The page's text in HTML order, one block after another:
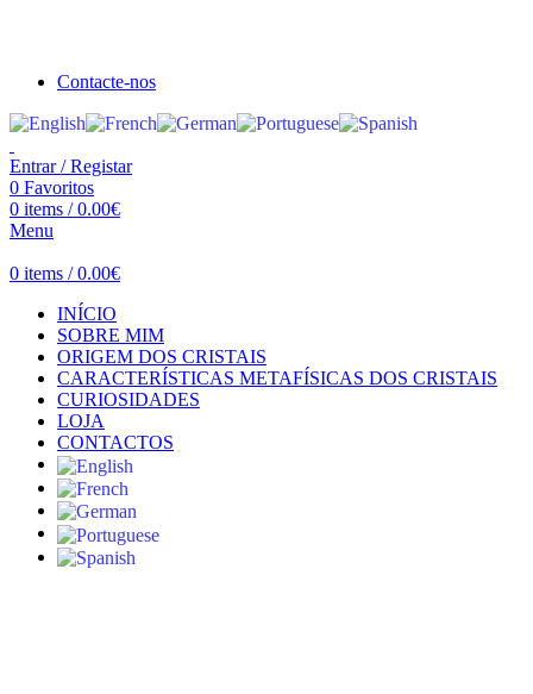
Contacte-nos
Entrar / Registar
0 Favoritos
0 items / 0.00€
Menu
0 items / 0.00€
INÍCIO
SOBRE MIM
ORIGEM DOS CRISTAIS
CARACTERÍSTICAS METAFÍSICAS DOS CRISTAIS
CURIOSIDADES
LOJA
CONTACTOS